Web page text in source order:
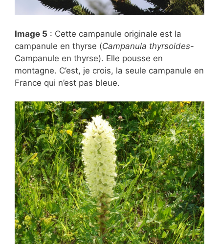
Image 5 : Cette campanule originale est la
campanule en thyrse (Campanula thyrsoides-
Campanule en thyrse). Elle pousse en
montagne. C’est, je crois, la seule campanule en
France qui n’est pas bleue.